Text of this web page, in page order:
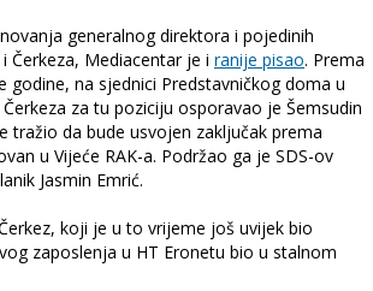
generalnog direktora i pojedinih
Čerkeza, Mediacentar je i ranije pisao. Prema
na sjednici Predstavničkog doma u
za tu poziciju osporavao je Šemsudin
tražio da bude usvojen zaključak prema
u Vijeće RAK-a. Podržao ga je SDS-ov
Jasmin Emrić.
koji je u to vrijeme još uvijek bio
zaposlenja u HT Eronetu bio u stalnom